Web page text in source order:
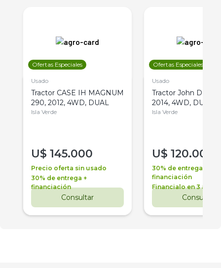
Ofertas Especiales
Usado
Tractor CASE IH MAGNUM
290, 2012, 4WD, DUAL
Isla Verde
U$ 145.000
Precio oferta sin usado
30% de entrega +
financiación
Consultar
Ofertas Especiales
Usado
Tractor John Deere
2014, 4WD, DUAL
Isla Verde
U$ 120.000
30% de entrega +
financiación
Financialo en 3 años
Consultar